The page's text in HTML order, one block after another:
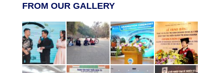
FROM OUR GALLERY